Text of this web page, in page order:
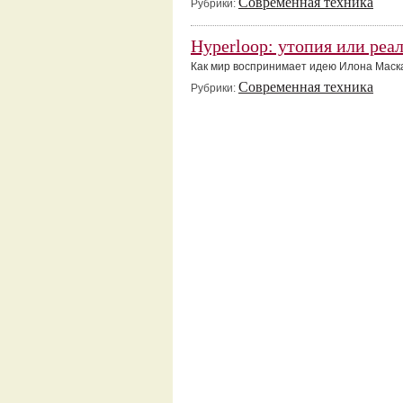
Рубрики:
Hyperloop: утопия или
Как мир воспринимает идею Илона
Рубрики: Современная техника